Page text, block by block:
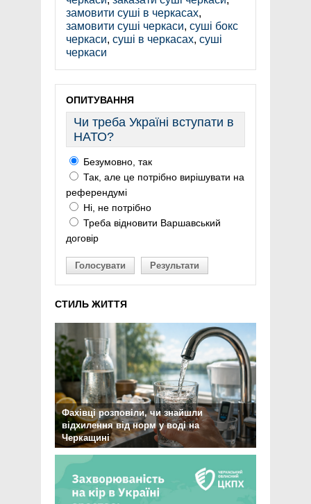
замовити суші в черкасах,
замовити суші черкаси, суші бокс
черкаси, суші в черкасах, суші
черкаси
ОПИТУВАННЯ
Чи треба Україні вступати в
НАТО?
Безумовно, так
Так, але це потрібно вирішувати на
референдумі
Ні, не потрібно
Треба відновити Варшавський
договір
Голосувати Результати
СТИЛЬ ЖИТТЯ
Фахівці розповіли, чи знайшли
відхилення від норм у воді на
Черкащині